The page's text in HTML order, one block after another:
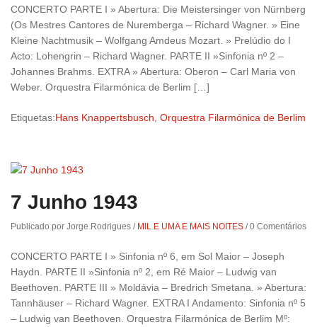
CONCERTO PARTE I » Abertura: Die Meistersinger von Nürnberg
(Os Mestres Cantores de Nuremberga – Richard Wagner. » Eine
Kleine Nachtmusik – Wolfgang Amdeus Mozart. » Prelúdio do I
Acto: Lohengrin – Richard Wagner. PARTE II »Sinfonia nº 2 –
Johannes Brahms. EXTRA » Abertura: Oberon – Carl Maria von
Weber. Orquestra Filarmónica de Berlim […]
Etiquetas:Hans Knappertsbusch, Orquestra Filarmónica de Berlim
7 Junho 1943
Publicado por Jorge Rodrigues / MIL E UMA E MAIS NOITES /0 Comentários
CONCERTO PARTE I » Sinfonia nº 6, em Sol Maior – Joseph
Haydn. PARTE II »Sinfonia nº 2, em Ré Maior – Ludwig van
Beethoven. PARTE III » Moldávia – Bredrich Smetana. » Abertura:
Tannhäuser – Richard Wagner. EXTRA I Andamento: Sinfonia nº 5
– Ludwig van Beethoven. Orquestra Filarmónica de Berlim Mº: